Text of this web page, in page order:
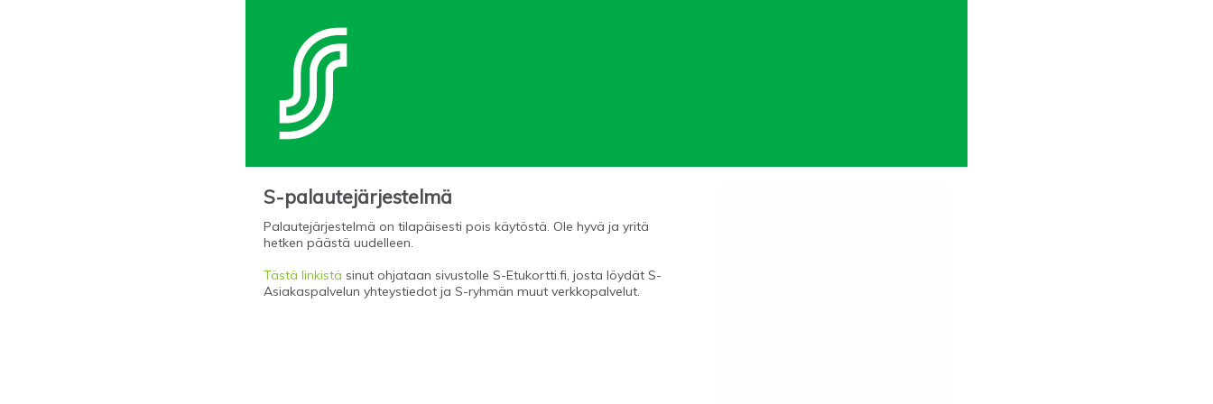
S-palautejärjestelmä
Palautejärjestelmä on tilapäisesti pois käytöstä. Ole hyvä ja yritä
hetken päästä uudelleen.
Tästä linkistä sinut ohjataan sivustolle S-Etukortti.fi, josta löydät S-
Asiakaspalvelun yhteystiedot ja S-ryhmän muut verkkopalvelut.